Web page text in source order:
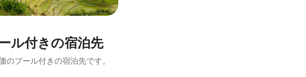
ル付きの宿泊先
プール付きの宿泊先です。